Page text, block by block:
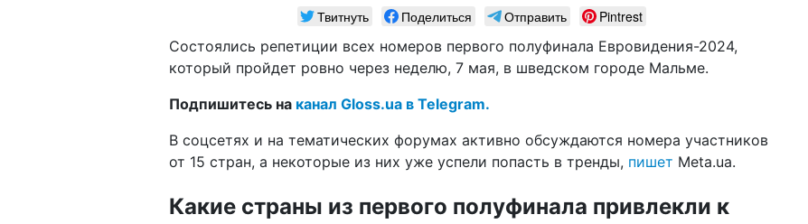
Твитнуть Поделиться Отправить
Pintrest
Состоялись репетиции всех номеров первого полуфинала Евровидения-2024,
который пройдет ровно через неделю, 7 мая, в шведском городе Мальме.
Подпишитесь на канал Gloss.ua в Telegram.
В соцсетях и на тематических форумах активно обсуждаются номера участников
от 15 стран, а некоторые из них уже успели попасть в тренды, пишет Meta.ua.
Какие страны из первого полуфинала привлекли к